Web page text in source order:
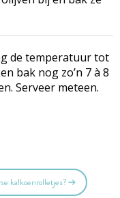
de temperatuur tot
en bak nog zo’n 7 à 8
Serveer meteen.
kalkoenrolletjes?